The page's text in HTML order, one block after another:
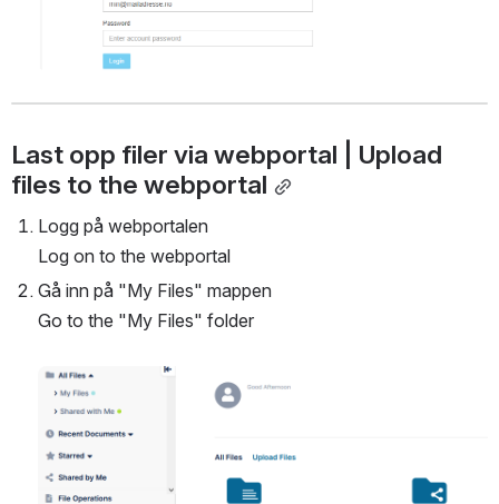
Last opp filer via webportal | Upload
files to the webportal
Logg på webportalen
Log on to the webportal
Gå inn på "My Files" mappen
Go to the "My Files" folder
Open